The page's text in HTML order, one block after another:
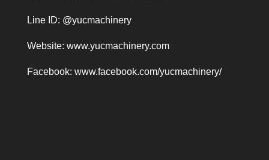
Line ID: @yucmachinery
Website: www.yucmachinery.com
Facebook: www.facebook.com/yucmachinery/